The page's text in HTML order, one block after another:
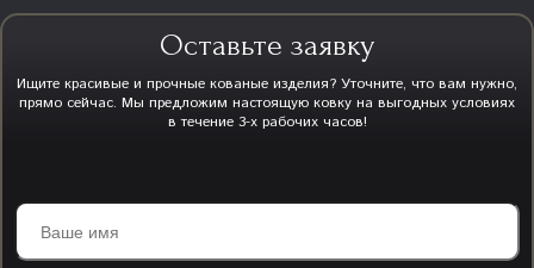
Оставьте заявку
Ищите красивые и прочные кованые изделия? Уточните, что вам нужно,
прямо сейчас. Мы предложим настоящую ковку на выгодных условиях
в течение 3-х рабочих часов!